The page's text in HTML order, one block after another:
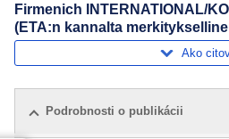
Firmenich INTERNATIONAL/
(ETA:n kannalta
Ako
Podrobnosti o publikácii